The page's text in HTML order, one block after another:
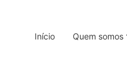
Início Quem somos